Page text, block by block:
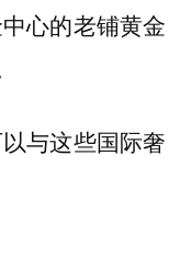
心的老铺黄金
与这些国际奢